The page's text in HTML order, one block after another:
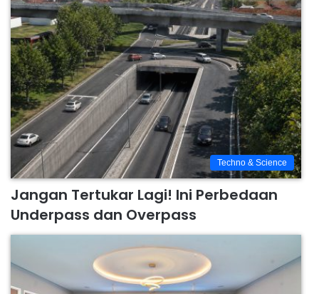
Techno & Science
Jangan Tertukar Lagi! Ini Perbedaan
Underpass dan Overpass